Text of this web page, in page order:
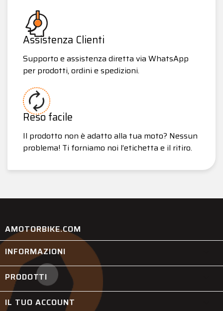
Assistenza Clienti
Supporto e assistenza diretta via WhatsApp
per prodotti, ordini e spedizioni.
Reso facile
Il prodotto non è adatto alla tua moto? Nessun
problema! Ti forniamo noi l’etichetta e il ritiro.
AMOTORBIKE.COM
INFORMAZIONI
PRODOTTI
IL TUO ACCOUNT